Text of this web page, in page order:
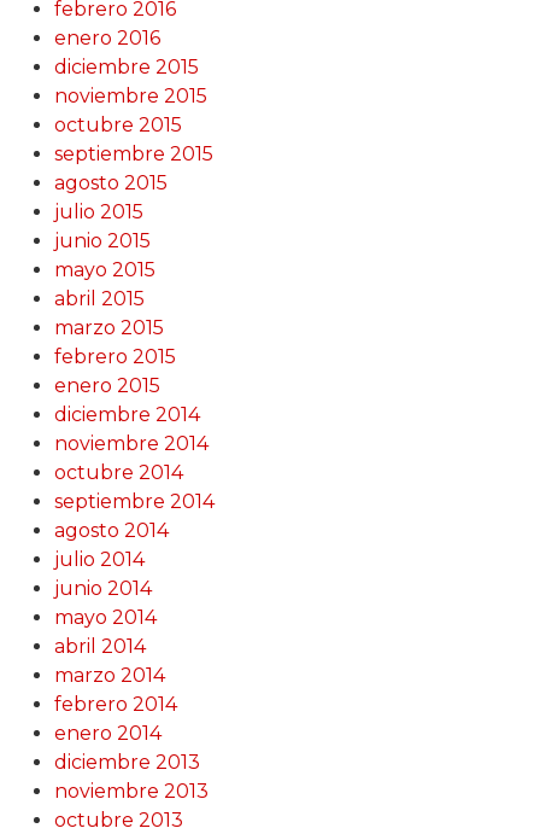
febrero 2016
enero 2016
diciembre 2015
noviembre 2015
octubre 2015
septiembre 2015
agosto 2015
julio 2015
junio 2015
mayo 2015
abril 2015
marzo 2015
febrero 2015
enero 2015
diciembre 2014
noviembre 2014
octubre 2014
septiembre 2014
agosto 2014
julio 2014
junio 2014
mayo 2014
abril 2014
marzo 2014
febrero 2014
enero 2014
diciembre 2013
noviembre 2013
octubre 2013